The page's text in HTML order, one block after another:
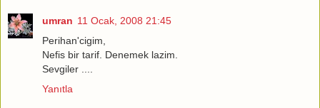
umran 11 Ocak, 2008 21:45
Perihan'cigim,
Nefis bir tarif. Denemek lazim.
Sevgiler ....
Yanıtla